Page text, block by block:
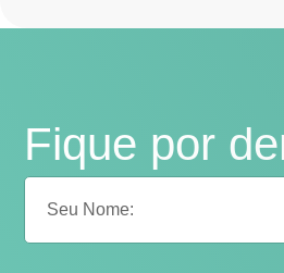
Fique por